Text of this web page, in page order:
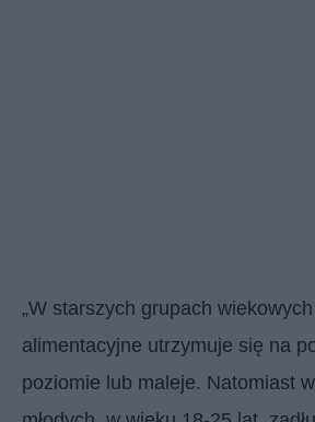
„W starszych grupach wiekowych
alimentacyjne utrzymuje się na
poziomie lub maleje. Natomiast